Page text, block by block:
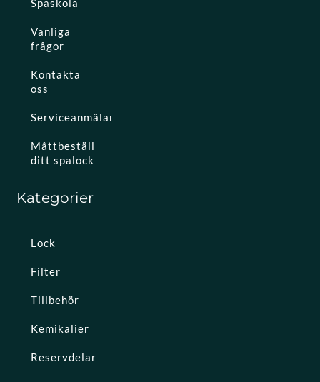
Spaskola
Vanliga
frågor
Kontakta
oss
Serviceanmälan
Måttbeställ
ditt spalock
Kategorier
Lock
Filter
Tillbehör
Kemikalier
Reservdelar